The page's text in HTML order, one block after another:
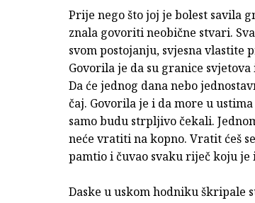
Prije nego što joj je bolest savila
znala govoriti neobične stvari.
svom postojanju, svjesna vlastite
Govorila je da su granice
Da će jednog dana nebo
čaj. Govorila je i da more u
samo budu strpljivo čekali.
neće vratiti na kopno. Vratit ćeš
pamtio i čuvao svaku riječ koju
Daske u uskom hodniku škripale